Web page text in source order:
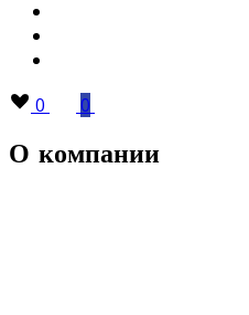
0
0
О компании